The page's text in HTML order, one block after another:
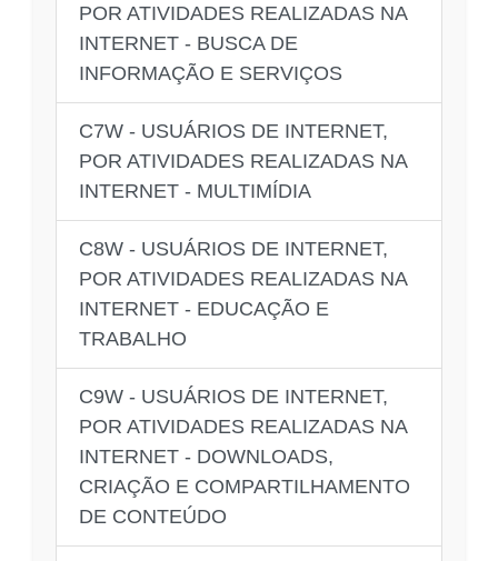
POR ATIVIDADES REALIZADAS NA
INTERNET - BUSCA DE
INFORMAÇÃO E SERVIÇOS
C7W - USUÁRIOS DE INTERNET,
POR ATIVIDADES REALIZADAS NA
INTERNET - MULTIMÍDIA
C8W - USUÁRIOS DE INTERNET,
POR ATIVIDADES REALIZADAS NA
INTERNET - EDUCAÇÃO E
TRABALHO
C9W - USUÁRIOS DE INTERNET,
POR ATIVIDADES REALIZADAS NA
INTERNET - DOWNLOADS,
CRIAÇÃO E COMPARTILHAMENTO
DE CONTEÚDO